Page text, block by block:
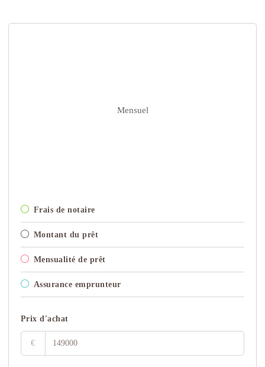
Mensuel
Frais de notaire
Montant du prêt
Mensualité de prêt
Assurance emprunteur
Prix d'achat
€